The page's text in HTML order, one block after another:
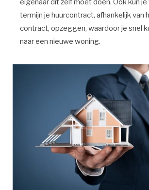
eigenaar dit zelf moet doen. Ook kun
termijn je huurcontract, afhankelijk van
contract, opzeggen, waardoor je snel
naar een nieuwe woning.